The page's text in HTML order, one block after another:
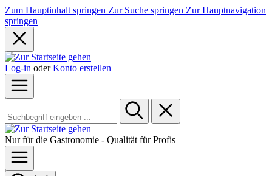
Zum Hauptinhalt springen Zur Suche springen Zur Hauptnavigation
springen
Log-in oder Konto erstellen
Nur für die Gastronomie - Qualität für Profis